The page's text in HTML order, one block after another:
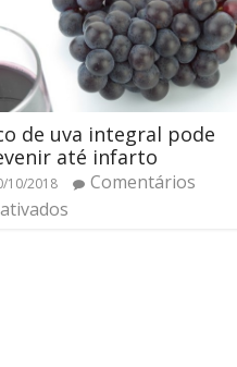
de uva integral pode
até infarto
10/2018
Comentários